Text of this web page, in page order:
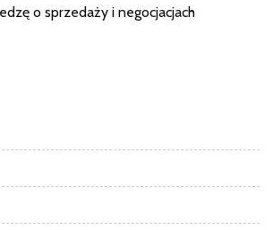
o sprzedaży i negocjacjach